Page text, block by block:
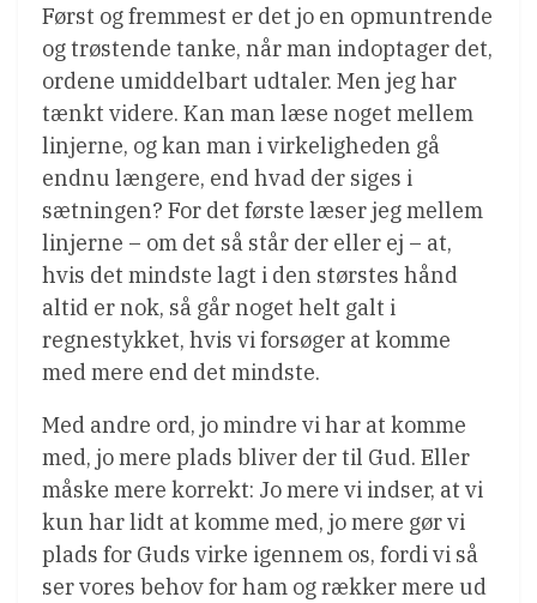
Først og fremmest er det jo en opmuntrende
og trøstende tanke, når man indoptager det,
ordene umiddelbart udtaler. Men jeg har
tænkt videre. Kan man læse noget mellem
linjerne, og kan man i virkeligheden gå
endnu længere, end hvad der siges i
sætningen? For det første læser jeg mellem
linjerne – om det så står der eller ej – at,
hvis det mindste lagt i den størstes hånd
altid er nok, så går noget helt galt i
regnestykket, hvis vi forsøger at komme
med mere end det mindste.
Med andre ord, jo mindre vi har at komme
med, jo mere plads bliver der til Gud. Eller
måske mere korrekt: Jo mere vi indser, at vi
kun har lidt at komme med, jo mere gør vi
plads for Guds virke igennem os, fordi vi så
ser vores behov for ham og rækker mere ud